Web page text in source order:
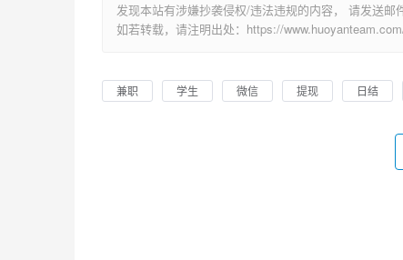
发现本站有涉嫌抄袭侵权/违法违规的内容， 请发送邮
如若转载，请注明出处：https://
兼职 学生 微信 提现 日结